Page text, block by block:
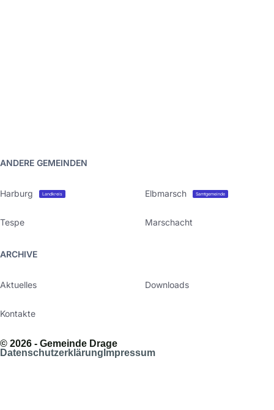
ANDERE GEMEINDEN
Harburg Landkreis Elbmarsch Samtgemeinde
Tespe Marschacht
ARCHIVE
Aktuelles Downloads
Kontakte
© 2026 - Gemeinde Drage
Datenschutzerklärung Impressum